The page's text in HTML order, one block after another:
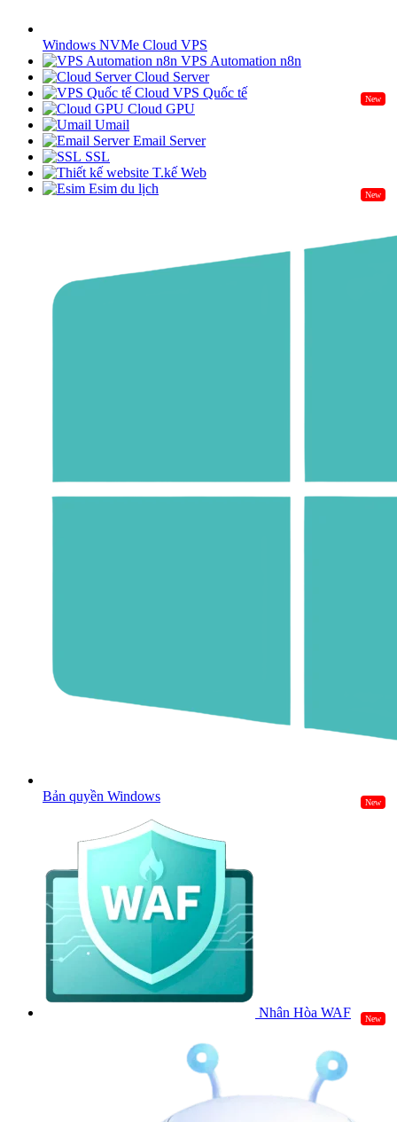
Windows NVMe Cloud VPS
VPS Automation n8n
Cloud Server
Cloud VPS Quốc tế
New
Cloud GPU
Umail
Email Server
SSL
T.kế Web
Esim du lịch
New
Bản quyền Windows New
Nhân Hòa WAF New